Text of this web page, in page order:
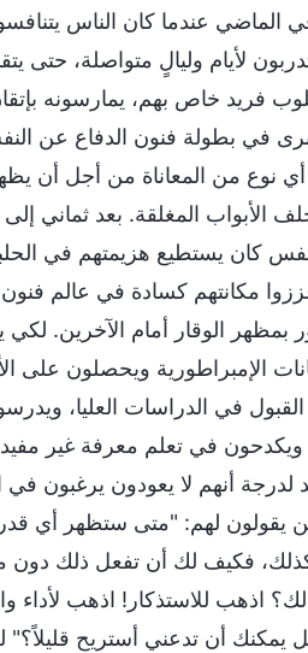
الماضي عندما كان الناس
لأيام وليالٍ متواصلة، حتى
فريد خاص بهم، يمارسونه
في بطولة فنون الدفاع عن
نوع من المعاناة من أجل أن
الأبواب المغلقة. بعد ثماني
كان يستطيع هزيمتهم في
مكانتهم كسادة في عالم
الوقار أمام الآخرين. لكي
الإمبراطورية ويحصلون على
في الدراسات العليا،
ويكدحون في تعلم معرفة غير
لدرجة أنهم لا يعودون يرغبون
يقولون لهم: "متى ستظهر أي
فكيف لك أن تفعل ذلك دون
اذهب للاستذكار! اذهب لأداء
أن تدعني أستريح قليلاً؟"